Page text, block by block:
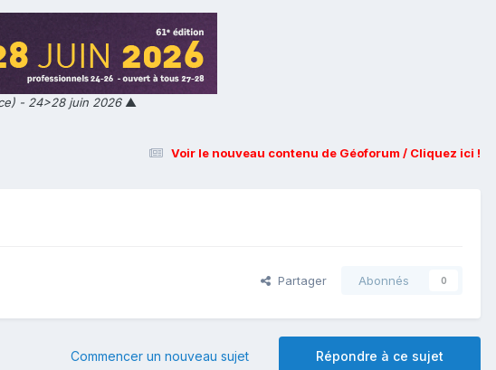
- 24>28 juin 2026▲
Voir le nouveau contenu de Géoforum / Cliquez ici !
Partager Abonnés 0
Répondre à ce sujet
Commencer un nouveau sujet